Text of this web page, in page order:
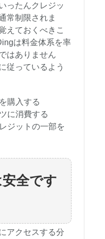
ったんクレジッ
常制限されま
えておくべきこ
は料金体系を率
はありません
従っているよう
購入する
に消費する
ジットの一部を
全です
アクセスする分